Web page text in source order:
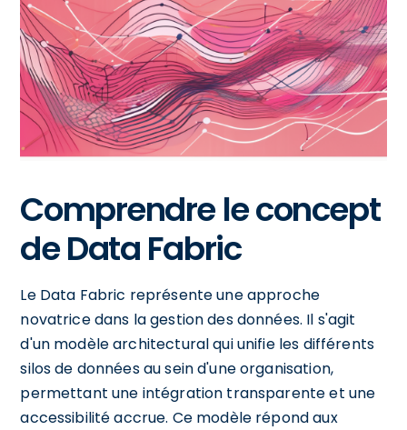
Comprendre le concept
de Data Fabric
Le Data Fabric représente une approche
novatrice dans la gestion des données. Il s'agit
d'un modèle architectural qui unifie les différents
silos de données au sein d'une organisation,
permettant une intégration transparente et une
accessibilité accrue. Ce modèle répond aux